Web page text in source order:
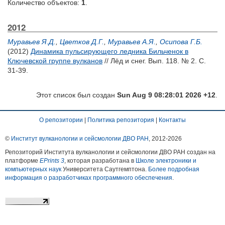
Количество объектов: 1
2012
Муравьев Я.Д. Цветков Д.Г. Муравьев А.Я.
Осипова Г.Б.
(2012) Динамика пульсирующего ледника Бильченок в
Ключевской группе вулканов // Лёд и снег. Вып. 118. № 2. С.
31-39.
Этот список был создан Sun Aug 9 08:28:01 2026 +12
О репозитории Политика репозитория Контакты
© Институт вулканологии и сейсмологии ДВО РАН , 2012-2026
Репозиторий Института вулканологии и сейсмологии ДВО РАН создан на
платформе EPrints 3, которая разработана в Школе электроники и
компьютерных наук Университета Саутгемптона. Более подробная
информация о разработчиках программного обеспечения.